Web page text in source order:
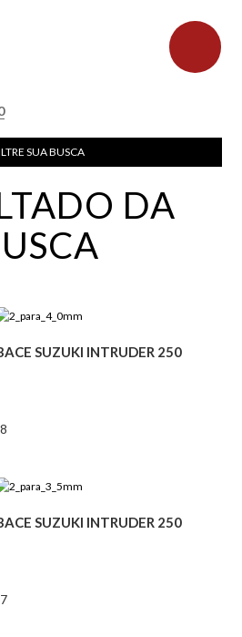
SUA BUSCA
DA
SUZUKI INTRUDER 250
SUZUKI INTRUDER 250